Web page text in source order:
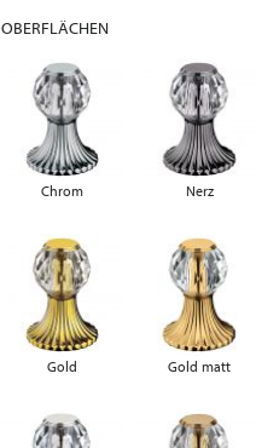
OBERFLÄCHEN
Chrom Nerz
Gold Gold matt